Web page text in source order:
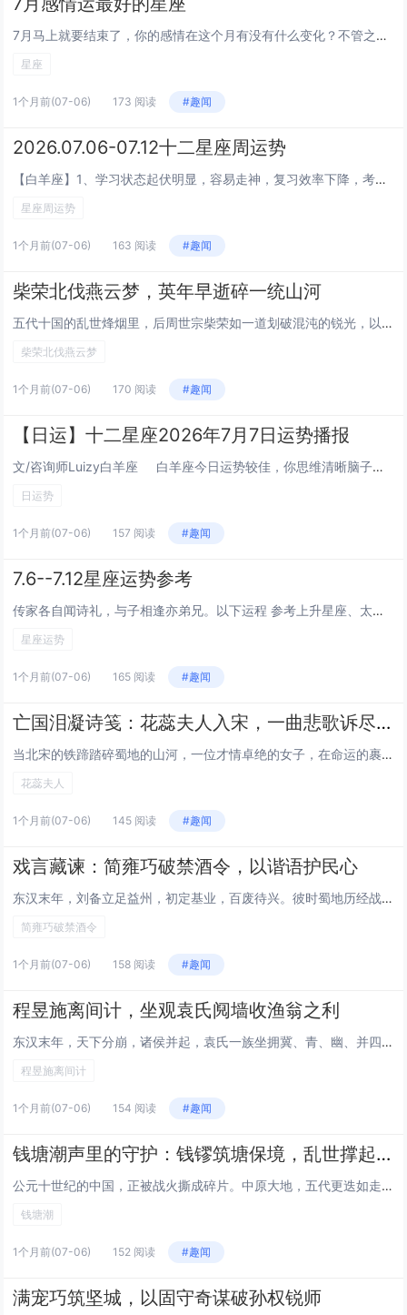
7月马上就要结束了，你的感情在这个月有没有什么变化？不管之前怎么样，7月的最后一段时间（24号水逆结束之后），感情上的能量确实在转好。下面这几个星座，7月的感情运值得关注——不是桃花最多的，是感情质量最舒服的。狮子座7月对狮子座来说，感情运...
星座
1个月前(07-06) 173 阅读 #趣闻
2026.07.06-07.12十二星座周运势
【白羊座】1、学习状态起伏明显，容易走神，复习效率下降，考试时可能准备不足。2、收入整体保持稳定，有机会获得额外收益，不过要提前评估风险。3、工作期间需要控制情绪，说话做事尽量稳妥，避免一时冲动影响关系。4、创业事务推进相对顺利，坚持原有计...
星座周运势
1个月前(07-06) 163 阅读 #趣闻
柴荣北伐燕云梦，英年早逝碎一统山河
五代十国的乱世烽烟里，后周世宗柴荣如一道划破混沌的锐光，以雷霆之势扫平割据、革新弊政，为中原大地的再度统一铺就通途。他胸怀收复燕云十六州的雄图，欲凭铁血与谋略终结北方游牧势力的侵扰，重塑华夏疆土的完整。然而，壮志未酬身先逝，一场突如其来的病...
柴荣北伐燕云梦
1个月前(07-06) 170 阅读 #趣闻
【日运】十二星座2026年7月7日运势播报
文/咨询师Luizy白羊座 白羊座今日运势较佳，你思维清晰脑子转得快，当下适合学习一些比较难的知识技术提升自己。感情方面运势尚好，你和伴侣之间的精神交流不少，不会只把关心停留在吃喝方面上。事业方面运势不错，工作时能遇到愿意传授经验的...
日运势
1个月前(07-06) 157 阅读 #趣闻
7.6--7.12星座运势参考
传家各自闻诗礼，与子相逢亦弟兄。以下运程 参考上升星座、太阳星座 白羊座 守护星火星本周逐渐开始脱离与天王星的合相状态，继续保持与冥王星以及海王星的调和，也脱离了与木星的调和相位，整体上处于减弱的阶段，即忙碌或波折的情况会逐渐得到...
星座运势
1个月前(07-06) 165 阅读 #趣闻
亡国泪凝诗笺：花蕊夫人入宋，一曲悲歌诉尽故国殇
当北宋的铁蹄踏碎蜀地的山河，一位才情卓绝的女子，在命运的裹挟下踏入宋宫。她就是花蕊夫人，以一支蘸满血泪的笔，写下传诵千古的诗词，将故国覆灭的悲苦，凝成历史深处最凄婉的绝唱。乱世红颜，承一国繁华与倾覆花蕊夫人，本是后蜀后主孟昶的宠妃，生于蜀地...
花蕊夫人
1个月前(07-06) 145 阅读 #趣闻
戏言藏谏：简雍巧破禁酒令，以谐语护民心
东汉末年，刘备立足益州，初定基业，百废待兴。彼时蜀地历经战乱，百姓疲惫，田地荒芜，粮食收成锐减，民生凋敝成为摆在刘备面前最棘手的难题。为应对粮荒，保障军民温饱，刘备忧心如焚，思虑再三后，颁布了一道严苛的禁酒法令——无论官员百姓，一律不得私自...
简雍巧破禁酒令
1个月前(07-06) 158 阅读 #趣闻
程昱施离间计，坐观袁氏阋墙收渔翁之利
东汉末年，天下分崩，诸侯并起，袁氏一族坐拥冀、青、幽、并四州之地，兵精粮足，麾下谋臣如云、猛将如雨，堪称当时最强劲的割据势力。袁绍麾下，长子袁谭掌兵在外，幼子袁尚受宠留守中枢，兄弟二人虽同出一门，却因继承权之争暗流涌动，嫌隙早已悄然滋生。此...
程昱施离间计
1个月前(07-06) 154 阅读 #趣闻
钱塘潮声里的守护：钱镠筑塘保境，乱世撑起江南安宁
公元十世纪的中国，正被战火撕成碎片。中原大地，五代更迭如走马；南方诸国，割据混战无休止。然而，在吴越之地，却有一方土地，在乱世的惊涛骇浪中，始终保有难得的安宁。这份安宁，既源于钱镠以武力割据筑起的屏障，更离不开他倾尽心力修筑的捍海石塘——这...
钱塘潮
1个月前(07-06) 152 阅读 #趣闻
满宠巧筑坚城，以固守奇谋破孙权锐师